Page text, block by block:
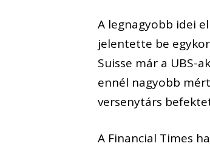
A legnagyobb idei
jelentette be
Suisse már a UBS-
ennél nagyobb
versenytárs
A Financial Times